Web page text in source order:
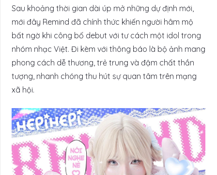
Sau khoảng thời gian dài úp mở những dự định mới,
mới đây Remind đã chính thức khiến người hâm mộ
bất ngờ khi công bố debut với tư cách một idol trong
nhóm nhạc Việt. Đi kèm với thông báo là bộ ảnh mang
phong cách dễ thương, trẻ trung và đậm chất thần
tượng, nhanh chóng thu hút sự quan tâm trên mạng
xã hội.